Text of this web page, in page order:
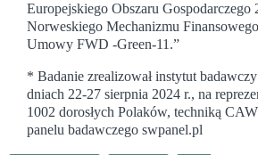
Europejskiego Obszaru Gospodarczego
Norweskiego Mechanizmu
Umowy FWD -Green-11.”
* Badanie zrealizował instytut
dniach 22-27 sierpnia 2024 r., na
1002 dorosłych Polaków, techniką
panelu badawczego swpanel.pl